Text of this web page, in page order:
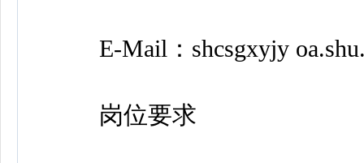
E-Mail：shcsgxyjy
岗位要求